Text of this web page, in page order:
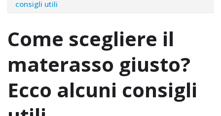
consigli utili
Come scegliere il
materasso giusto?
Ecco alcuni consigli